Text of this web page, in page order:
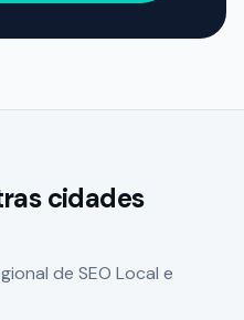
cidades
de SEO Local e